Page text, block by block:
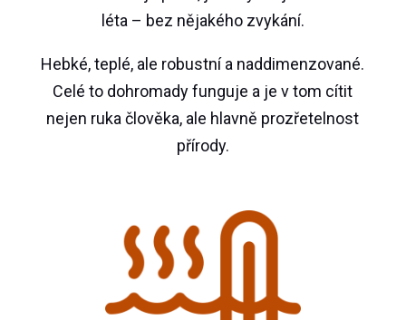
léta – bez nějakého zvykání.
Hebké, teplé, ale robustní a naddimenzované.
Celé to dohromady funguje a je v tom cítit
nejen ruka člověka, ale hlavně prozřetelnost
přírody.